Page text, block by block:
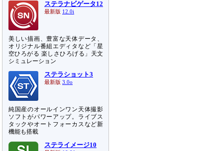
ステラナビゲータ12
最新版 12.0i
美しい描画、豊富な天体データ、
オリジナル番組エディタなど「星
空ひろがる 楽しさひろげる」天文
シミュレーション
ステラショット3
最新版 3.0o
純国産のオールインワン天体撮影
ソフトがパワーアップ。ライブス
タックやオートフォーカスなど新
機能も搭載
ステライメージ10